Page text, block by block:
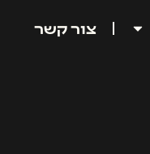
צור קשר